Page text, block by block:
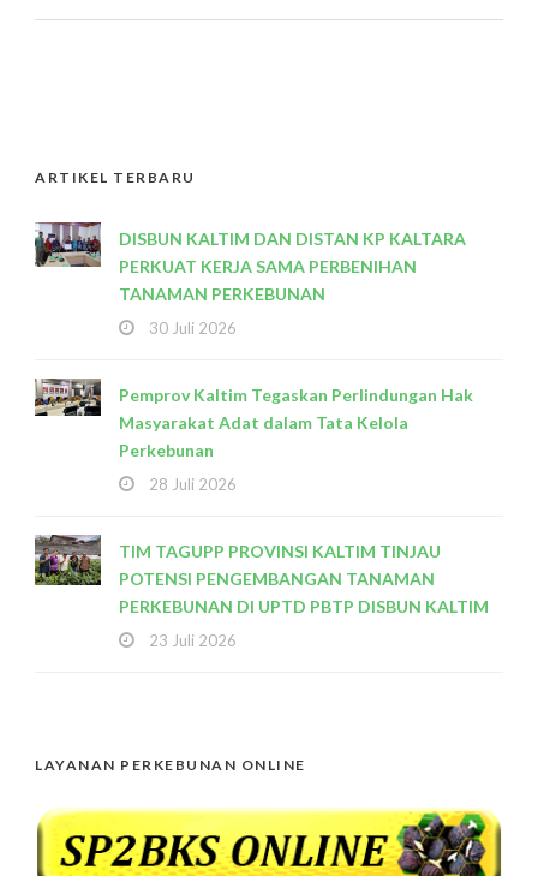
ARTIKEL TERBARU
DISBUN KALTIM DAN DISTAN KP KALTARA
PERKUAT KERJA SAMA PERBENIHAN
TANAMAN PERKEBUNAN
30 Juli 2026
Pemprov Kaltim Tegaskan Perlindungan Hak
Masyarakat Adat dalam Tata Kelola
Perkebunan
28 Juli 2026
TIM TAGUPP PROVINSI KALTIM TINJAU
POTENSI PENGEMBANGAN TANAMAN
PERKEBUNAN DI UPTD PBTP DISBUN KALTIM
23 Juli 2026
LAYANAN PERKEBUNAN ONLINE